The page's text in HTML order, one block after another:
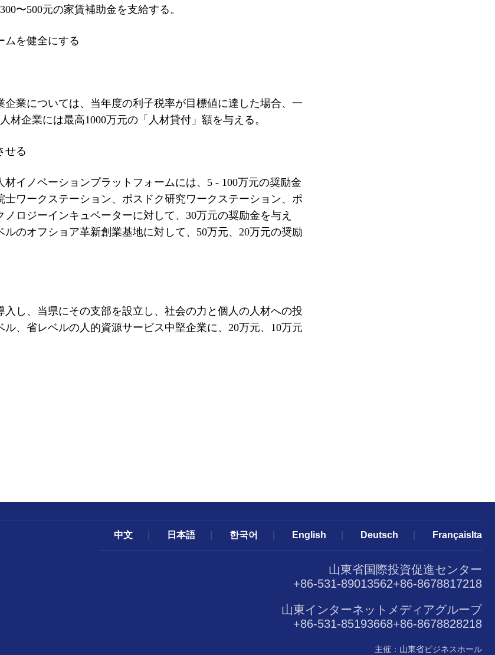
〜500元の家賃補助金を支給する。
ムを健全にする
業については、当年度の利子税率が目標値に達した場合、一
材企業には最高1000万元の「人材貸付」額を与える。
せる
イノベーションプラットフォームには、5 - 100万元の奨励金
ワークステーション、ポスドク研究ワークステーション、ポ
ロジーインキュベーターに対して、30万元の奨励金を与え
のオフショア革新創業基地に対して、50万元、20万元の奨励
し、当県にその支部を設立し、社会の力と個人の人材への投
、省レベルの人的資源サービス中堅企業に、20万元、10万元
中文 日本語 한국어 English Deutsch FrançaisIta
山東省国際投資促進センター
+86-531-89013562+86-8678817218
山東インターネットメディアグループ
+86-531-85193668+86-8678828218
主催：山東省ビジネスホール